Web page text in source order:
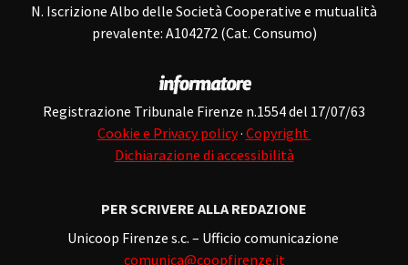
N. Iscrizione Albo delle Società Cooperative e mutualità
prevalente: A104272 (Cat. Consumo)
Registrazione Tribunale Firenze n.1554 del 17/07/63
Cookie e Privacy policy· Copyright
Dichiarazione di accessibilità
PER SCRIVERE ALLA REDAZIONE
Unicoop Firenze s.c. – Ufficio comunicazione
comunica@coopfirenze.it